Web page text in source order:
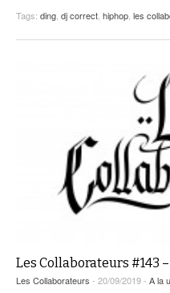
Tags: ding, dj correct, hiphop, les
Les Collaborateurs #143
Les Collaborateurs - 20/09/2019 - A la